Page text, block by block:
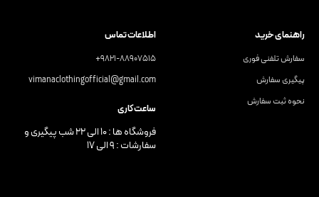
راهنمای خرید
سفارش تلفنی فوری
پیگیری سفارش
نحوه ثبت سفارش
اطلاعات تماس
9821-88907515+
vimanaclothingofficial@gmail.com
ساعت کاری
فروشگاه ها : ۱۰ الی ۲۲ شب پیگیری و
سفارشات : ۹ الی ۱۷